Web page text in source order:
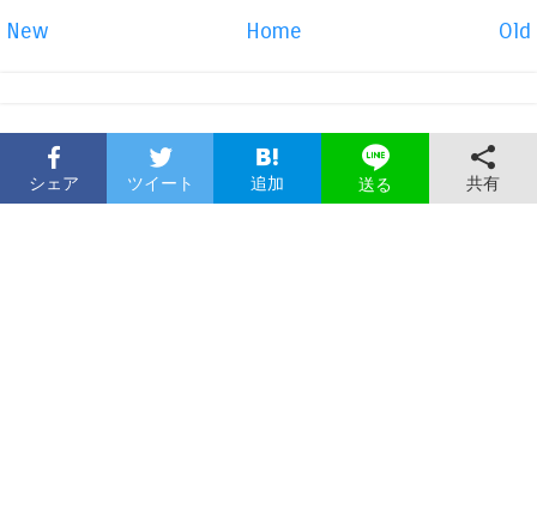
New Old
Home
シェア ツイート 追加 送る 共有